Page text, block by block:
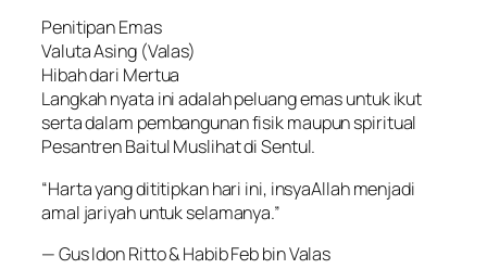
Penitipan Emas
Valuta Asing (Valas)
Hibah dari Mertua
Langkah nyata ini adalah peluang emas untuk ikut
serta dalam pembangunan fisik maupun spiritual
Pesantren Baitul Muslihat di Sentul.
“Harta yang dititipkan hari ini, insyaAllah menjadi
amal jariyah untuk selamanya.”
— Gus Idon Ritto & Habib Feb bin Valas